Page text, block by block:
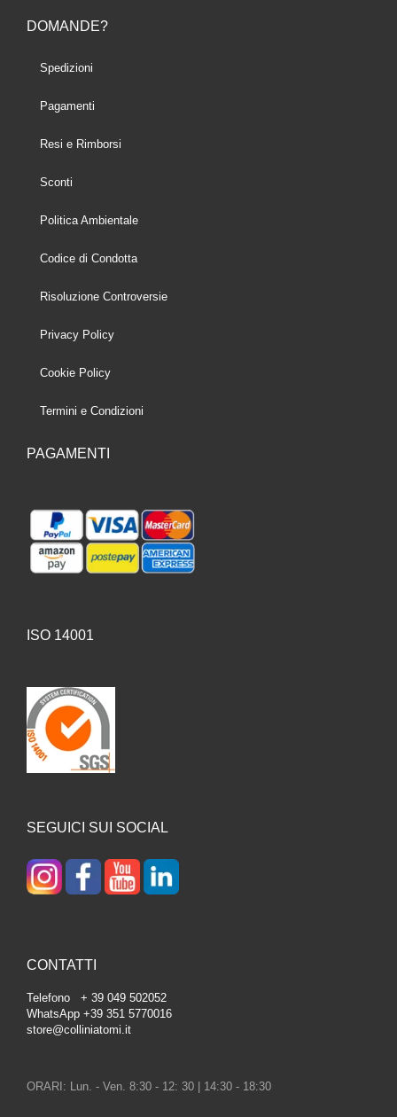
DOMANDE?
Spedizioni
Pagamenti
Resi e Rimborsi
Sconti
Politica Ambientale
Codice di Condotta
Risoluzione Controversie
Privacy Policy
Cookie Policy
Termini e Condizioni
PAGAMENTI
ISO 14001
SEGUICI SUI SOCIAL
CONTATTI
Telefono + 39 049 502052
WhatsApp +39 351 5770016
store@colliniatomi.it
ORARI: Lun. - Ven. 8:30 - 12: 30 | 14:30 - 18:30